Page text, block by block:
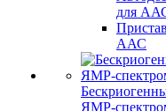
для
ААС